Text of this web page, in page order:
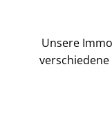
Unsere